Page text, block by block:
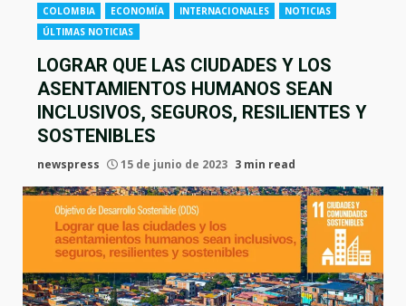
COLOMBIA ECONOMÍA INTERNACIONALES
NOTICIAS
ÚLTIMAS NOTICIAS
LOGRAR QUE LAS CIUDADES Y LOS
ASENTAMIENTOS HUMANOS SEAN
INCLUSIVOS, SEGUROS, RESILIENTES Y
SOSTENIBLES
newspress 15 de junio de 2023 3 min read